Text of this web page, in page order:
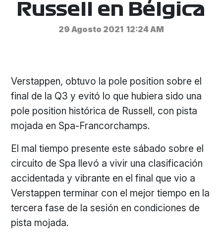
Russell en Bélgica
29 Agosto 2021 12:24 AM
Verstappen, obtuvo la pole position sobre el
final de la Q3 y evitó lo que hubiera sido una
pole position histórica de Russell, con pista
mojada en Spa-Francorchamps.
El mal tiempo presente este sábado sobre el
circuito de Spa llevó a vivir una clasificación
accidentada y vibrante en el final que vio a
Verstappen terminar con el mejor tiempo en la
tercera fase de la sesión en condiciones de
pista mojada.